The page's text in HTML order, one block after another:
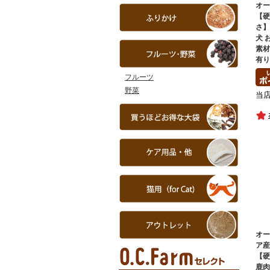
フルーツ
野菜
オ
【
さ】
犬
素
有
当
オ
ア
【
鹿